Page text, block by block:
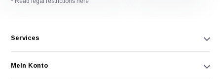
Services
Mein Konto